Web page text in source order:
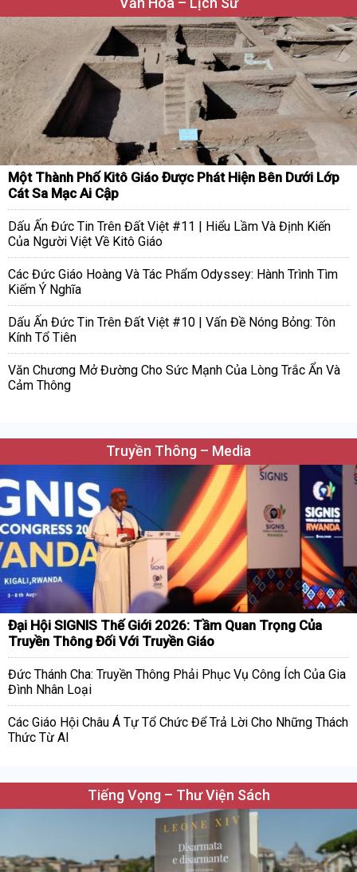
Một Thành Phố Kitô Giáo Được Phát Hiện Bên Dưới Lớp
Cát Sa Mạc Ai Cập
Dấu Ấn Đức Tin Trên Đất Việt #11 | Hiểu Lầm Và Định Kiến
Của Người Việt Về Kitô Giáo
Các Đức Giáo Hoàng Và Tác Phẩm Odyssey: Hành Trình Tìm
Kiếm Ý Nghĩa
Dấu Ấn Đức Tin Trên Đất Việt #10 | Vấn Đề Nóng Bỏng: Tôn
Kính Tổ Tiên
Văn Chương Mở Đường Cho Sức Mạnh Của Lòng Trắc Ẩn Và
Cảm Thông
Truyền Thông – Media
Đại Hội SIGNIS Thế Giới 2026: Tầm Quan Trọng Của
Truyền Thông Đối Với Truyền Giáo
Đức Thánh Cha: Truyền Thông Phải Phục Vụ Công Ích Của Gia
Đình Nhân Loại
Các Giáo Hội Châu Á Tự Tổ Chức Để Trả Lời Cho Những Thách
Thức Từ AI
Tiếng Vọng – Thư Viện Sách